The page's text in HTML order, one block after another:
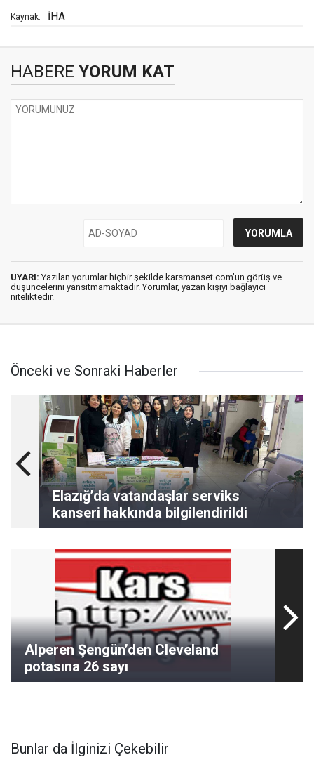
Kaynak: İHA
HABERE YORUM KAT
UYARI: Yazılan yorumlar hiçbir şekilde karsmanset.com’un görüş ve
düşüncelerini yansıtmamaktadır. Yorumlar, yazan kişiyi bağlayıcı
niteliktedir.
Önceki ve Sonraki Haberler
Elazığ’da vatandaşlar serviks
kanseri hakkında bilgilendirildi
Alperen Şengün’den Cleveland
potasına 26 sayı
Bunlar da İlginizi Çekebilir